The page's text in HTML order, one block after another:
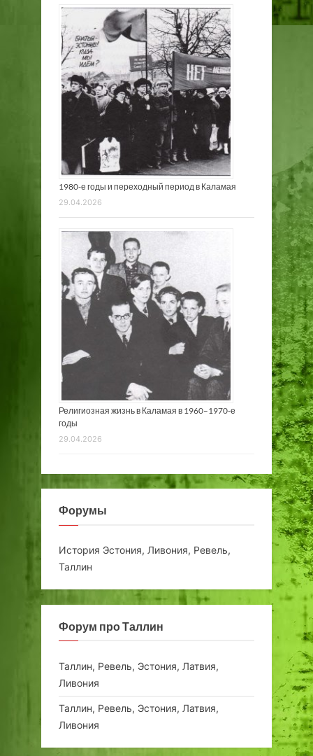
1980-е годы и переходный период в Каламая
29.04.2026
Религиозная жизнь в Каламая в 1960–1970-е
годы
29.04.2026
Форумы
История Эстония, Ливония, Ревель,
Таллин
Форум про Таллин
Таллин, Ревель, Эстония, Латвия,
Ливония
Таллин, Ревель, Эстония, Латвия,
Ливония